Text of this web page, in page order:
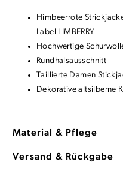
Himbeerrote
Label LIMBERRY
Hochwertige
Rundhalsausschnitt
Taillierte Damen
Dekorative altsilberne
Material & Pflege
Versand & Rückgabe